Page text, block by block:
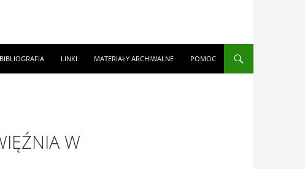
BIBLIOGRAFIA LINKI MATERIAŁY ARCHIWALNE POMOC
W